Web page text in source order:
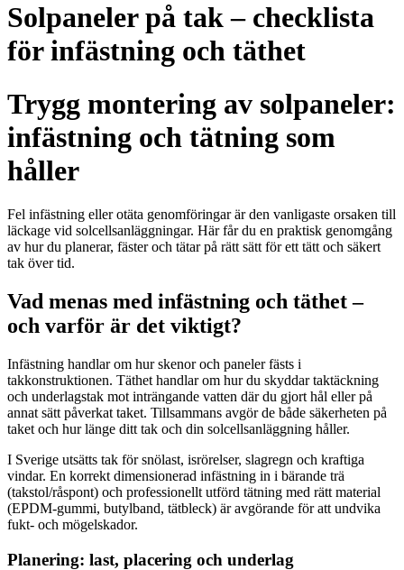
Solpaneler på tak – checklista
för infästning och täthet
Trygg montering av solpaneler:
infästning och tätning som
håller
Fel infästning eller otäta genomföringar är den vanligaste orsaken till
läckage vid solcellsanläggningar. Här får du en praktisk genomgång
av hur du planerar, fäster och tätar på rätt sätt för ett tätt och säkert
tak över tid.
Vad menas med infästning och täthet –
och varför är det viktigt?
Infästning handlar om hur skenor och paneler fästs i
takkonstruktionen. Täthet handlar om hur du skyddar taktäckning
och underlagstak mot inträngande vatten där du gjort hål eller på
annat sätt påverkat taket. Tillsammans avgör de både säkerheten på
taket och hur länge ditt tak och din solcellsanläggning håller.
I Sverige utsätts tak för snölast, isrörelser, slagregn och kraftiga
vindar. En korrekt dimensionerad infästning in i bärande trä
(takstol/råspont) och professionellt utförd tätning med rätt material
(EPDM-gummi, butylband, tätbleck) är avgörande för att undvika
fukt- och mögelskador.
Planering: last, placering och underlag